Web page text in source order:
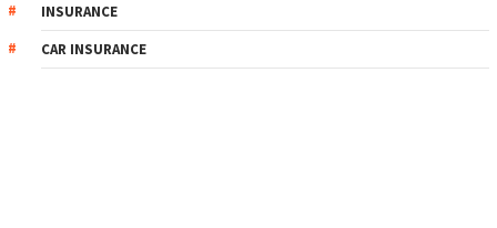
INSURANCE
CAR INSURANCE